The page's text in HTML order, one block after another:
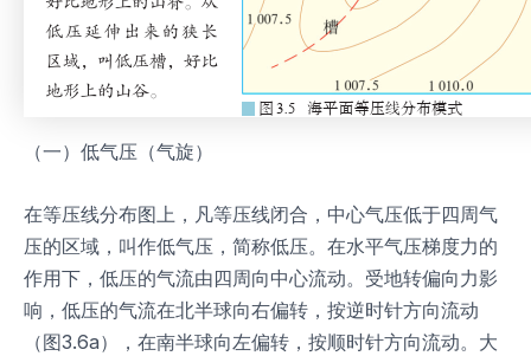
（一）低气压（气旋）
在等压线分布图上，凡等压线闭合，中心气压低于四周气
压的区域，叫作低气压，简称低压。在水平气压梯度力的
作用下，低压的气流由四周向中心流动。受地转偏向力影
响，低压的气流在北半球向右偏转，按逆时针方向流动
（图3.6a），在南半球向左偏转，按顺时针方向流动。大